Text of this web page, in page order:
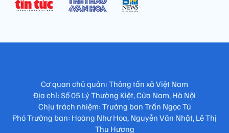
Cơ quan chủ quản: Thông tấn xã Việt Nam